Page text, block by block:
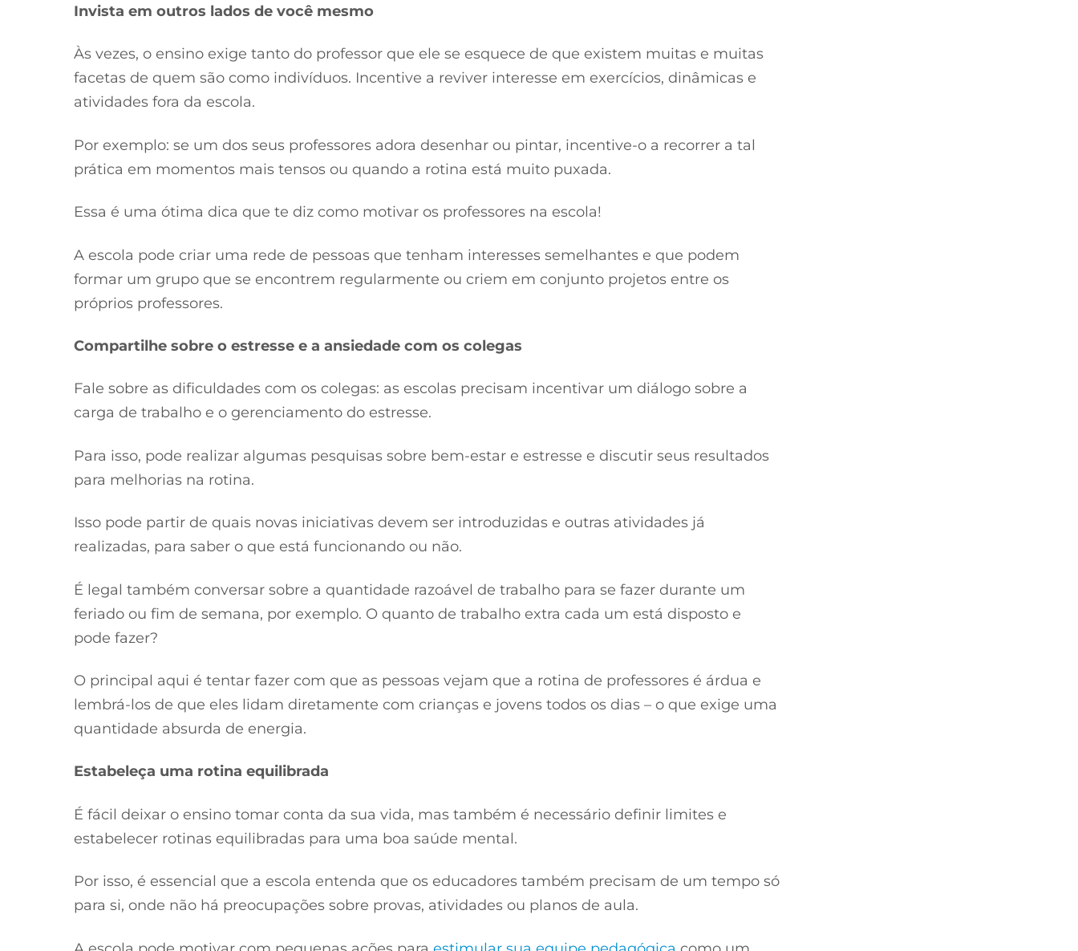
Invista em outros lados de você mesmo
Às vezes, o ensino exige tanto do professor que ele se esquece de que existem muitas e muitas
facetas de quem são como indivíduos. Incentive a reviver interesse em exercícios, dinâmicas e
atividades fora da escola.
Por exemplo: se um dos seus professores adora desenhar ou pintar, incentive-o a recorrer a tal
prática em momentos mais tensos ou quando a rotina está muito puxada.
Essa é uma ótima dica que te diz como motivar os professores na escola!
A escola pode criar uma rede de pessoas que tenham interesses semelhantes e que podem
formar um grupo que se encontrem regularmente ou criem em conjunto projetos entre os
próprios professores.
Compartilhe sobre o estresse e a ansiedade com os colegas
Fale sobre as dificuldades com os colegas: as escolas precisam incentivar um diálogo sobre a
carga de trabalho e o gerenciamento do estresse.
Para isso, pode realizar algumas pesquisas sobre bem-estar e estresse e discutir seus resultados
para melhorias na rotina.
Isso pode partir de quais novas iniciativas devem ser introduzidas e outras atividades já
realizadas, para saber o que está funcionando ou não.
É legal também conversar sobre a quantidade razoável de trabalho para se fazer durante um
feriado ou fim de semana, por exemplo. O quanto de trabalho extra cada um está disposto e
pode fazer?
O principal aqui é tentar fazer com que as pessoas vejam que a rotina de professores é árdua e
lembrá-los de que eles lidam diretamente com crianças e jovens todos os dias – o que exige uma
quantidade absurda de energia.
Estabeleça uma rotina equilibrada
É fácil deixar o ensino tomar conta da sua vida, mas também é necessário definir limites e
estabelecer rotinas equilibradas para uma boa saúde mental.
Por isso, é essencial que a escola entenda que os educadores também precisam de um tempo só
para si, onde não há preocupações sobre provas, atividades ou planos de aula.